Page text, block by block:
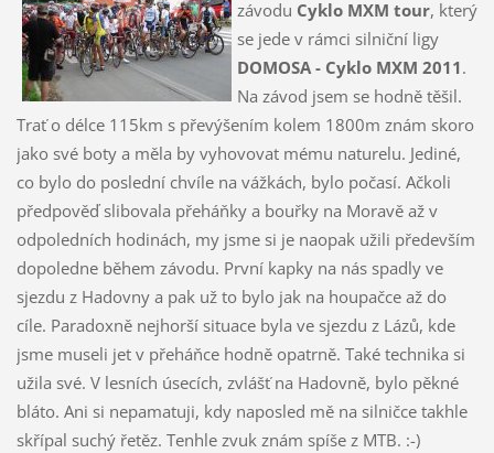
závodu Cyklo MXM tour, který
se jede v rámci silniční ligy
DOMOSA - Cyklo MXM 2011.
Na závod jsem se hodně těšil.
Trať o délce 115km s převýšením kolem 1800m znám skoro
jako své boty a měla by vyhovovat mému naturelu. Jediné,
co bylo do poslední chvíle na vážkách, bylo počasí. Ačkoli
předpověď slibovala přeháňky a bouřky na Moravě až v
odpoledních hodinách, my jsme si je naopak užili především
dopoledne během závodu. První kapky na nás spadly ve
sjezdu z Hadovny a pak už to bylo jak na houpačce až do
cíle. Paradoxně nejhorší situace byla ve sjezdu z Lázů, kde
jsme museli jet v přeháňce hodně opatrně. Také technika si
užila své. V lesních úsecích, zvlášť na Hadovně, bylo pěkné
bláto. Ani si nepamatuji, kdy naposled mě na silničce takhle
skřípal suchý řetěz. Tenhle zvuk znám spíše z MTB. :-)